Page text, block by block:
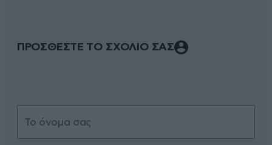
ΠΡΟΣΘΕΣΤΕ ΤΟ ΣΧΟΛΙΟ ΣΑΣ